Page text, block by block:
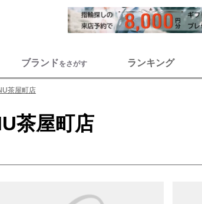
ブランドをさがす ランキング
茶屋町店
茶屋町店